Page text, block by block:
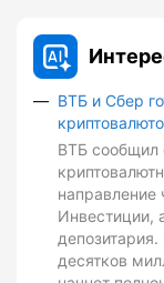
ВТБ и Сбер
ВТБ сообщил
Инвестиции,
десятков